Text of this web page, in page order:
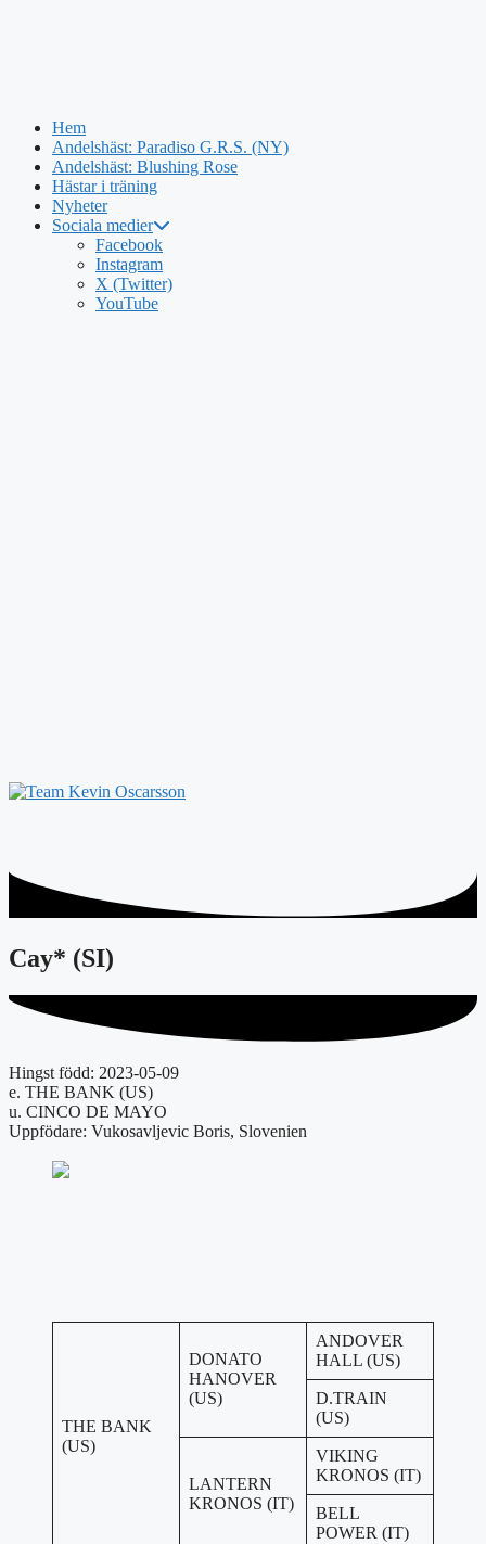
Hoppa
Hem
Andelshäst: Paradiso G.R.S. (NY)
Andelshäst: Blushing Rose
Hästar i träning
Nyheter
Sociala medier
Facebook
Instagram
X (Twitter)
YouTube
Cay* (SI)
Hingst född: 2023-05-09
e. THE BANK (US)
u. CINCO DE MAYO
Uppfödare: Vukosavljevic Boris, Slovenien
THE BANK
(US)
DONATO
HANOVER
(US)
ANDOVER
HALL (US)
D.TRAIN
(US)
LANTERN
KRONOS (IT)
VIKING
KRONOS (IT)
BELL
POWER (IT)